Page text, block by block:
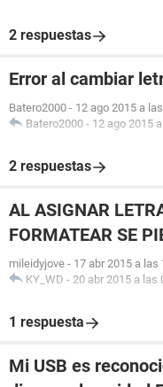
2 respuestas
Error al cambiar
Batero2000 - 12 ago 2015 a
Batero2000 - 12 ago 2015
2 respuestas
AL ASIGNAR
FORMATEAR SE
mileidyjove - 17 abr 2015 a las
KY_WD - 20 abr 2015 a las
1 respuesta
Mi USB es